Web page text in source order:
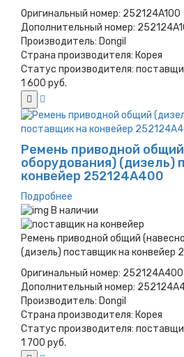
Оригинальный номер: 252124A100
Дополнительный номер:
Производитель: Dongil
Страна производителя: Корея
Статус производителя:
1 600 руб.
Ремень приводной
оборудования) (дизель)
конвейер 252124A400
Подробнее
В наличии
Ремень приводной общий
(дизель) поставщик на конвейер
Оригинальный номер: 252124A400
Дополнительный номер:
Производитель: Dongil
Страна производителя: Корея
Статус производителя:
1 700 руб.